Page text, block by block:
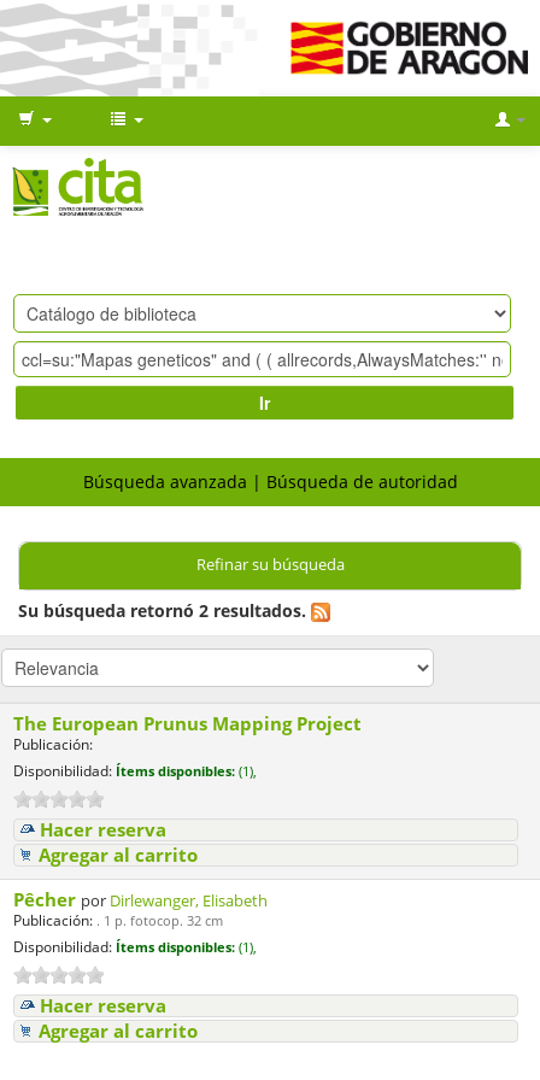
Ir
Búsqueda avanzada Búsqueda de autoridad
Refinar su búsqueda
Su búsqueda retornó 2 resultados.
The European Prunus Mapping Project
Publicación:
Disponibilidad: Ítems disponibles: (1),
Hacer reserva
Agregar al carrito
Pêcher por Dirlewanger, Elisabeth
Publicación: . 1 p. fotocop. 32 cm
Disponibilidad: Ítems disponibles: (1),
Hacer reserva
Agregar al carrito